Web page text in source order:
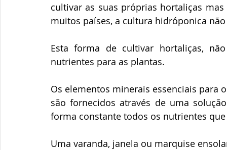
cultivar as suas próprias hortaliças
muitos países, a cultura hidróponica
Esta forma de cultivar hortaliças,
nutrientes para as plantas.
Os elementos minerais essenciais para
são fornecidos através de uma
forma constante todos os nutrientes
Uma varanda, janela ou marquise